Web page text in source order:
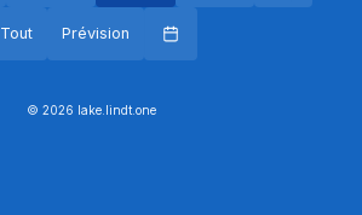
Tout Prévision
© 2026 lake.lindt.one